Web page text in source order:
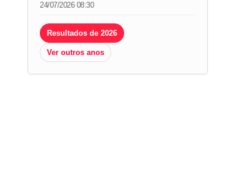
24/07/2026 08:30
Resultados de 2026
Ver outros anos